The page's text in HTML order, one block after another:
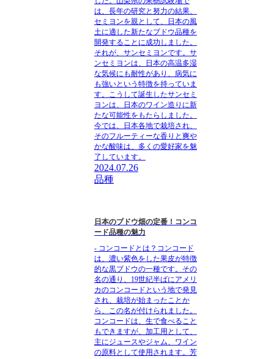
は、長年の研究と努力の結果、
セミヨンを親として、日本の風
土に適した新たなブドウ品種を
開発することに成功しました。
それが、サンセミヨンです。サ
ンセミヨンは、日本の高温多湿
な気候にも耐性があり、病気に
も強いという特徴を持っていま
す。こうして誕生したサンセミ
ヨンは、日本のワイン造りに新
たな可能性をもたらしました。
今では、日本各地で栽培され、
そのフルーティーな香りと爽や
かな酸味は、多くの愛好家を魅
了しています。
2024.07.26
品種
日本のブドウ畑の定番！コンコ
ード品種の魅力
- コンコードとは？コンコード
は、濃い紫色をした果皮が特徴
的な黒ブドウの一種です。その
名の通り、19世紀半ばにアメリ
カのコンコードという地で発見
され、栽培が始まったことか
ら、この名が付けられました。
コンコードは、生で食べること
もできますが、加工用として、
主にジュースやジャム、ワイン
の原料として使用されます。芳